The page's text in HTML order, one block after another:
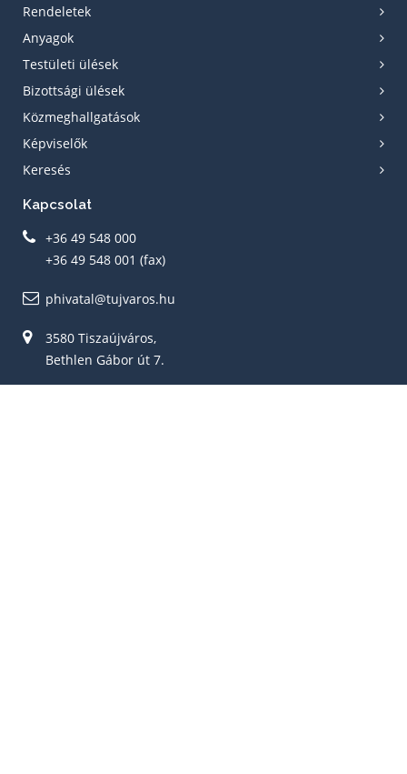
Rendeletek
Anyagok
Testületi ülések
Bizottsági ülések
Közmeghallgatások
Képviselők
Keresés
Kapcsolat
+36 49 548 000
+36 49 548 001 (fax)
phivatal@tujvaros.hu
3580 Tiszaújváros,
Bethlen Gábor út 7.